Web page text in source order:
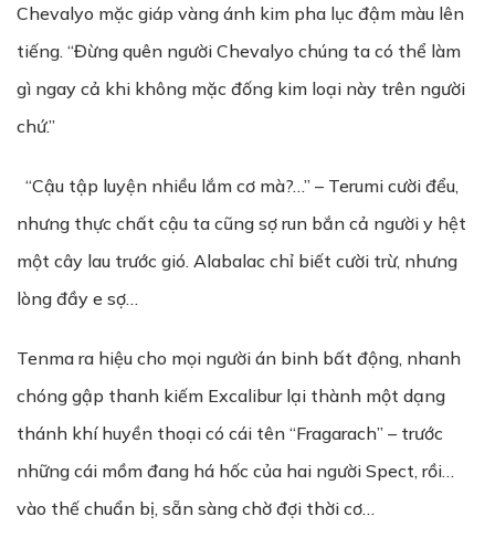
Chevalyo mặc giáp vàng ánh kim pha lục đậm màu lên
tiếng. “Đừng quên người Chevalyo chúng ta có thể làm
gì ngay cả khi không mặc đống kim loại này trên người
chứ.”
“Cậu tập luyện nhiều lắm cơ mà?…” – Terumi cười đểu,
nhưng thực chất cậu ta cũng sợ run bắn cả người y hệt
một cây lau trước gió. Alabalac chỉ biết cười trừ, nhưng
lòng đầy e sợ…
Tenma ra hiệu cho mọi người án binh bất động, nhanh
chóng gập thanh kiếm Excalibur lại thành một dạng
thánh khí huyền thoại có cái tên “Fragarach” – trước
những cái mồm đang há hốc của hai người Spect, rồi…
vào thế chuẩn bị, sẵn sàng chờ đợi thời cơ…